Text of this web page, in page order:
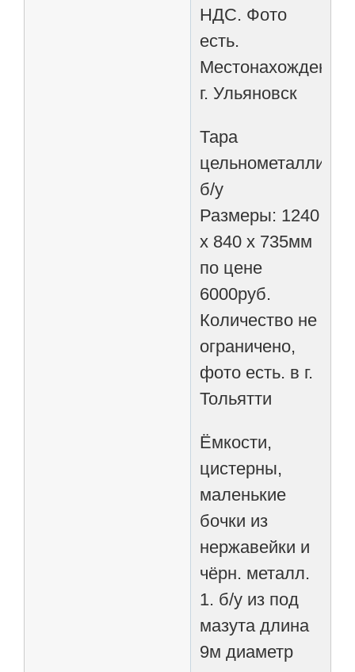
НДС. Фото
есть.
Местонахождение
г. Ульяновск
Тара
б/у
Размеры: 1240
x 840 x 735мм
по цене
6000руб.
Количество не
ограничено,
фото есть. в г.
Тольятти
Ёмкости,
цистерны,
маленькие
бочки из
нержавейки и
чёрн. металл.
1. б/у из под
мазута длина
9м диаметр